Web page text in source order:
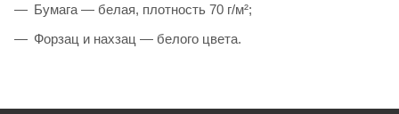
Бумага — белая, плотность 70 г/м²;
Форзац и нахзац — белого цвета.